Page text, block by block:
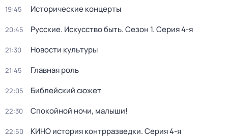
19:45 Исторические концерты
20:45 Русские. Искусство быть. Сезон 1. Серия 4-я
21:30 Новости культуры
21:45 Главная роль
22:05 Библейский сюжет
22:30 Спокойной ночи, малыши!
22:50 КИНО история контрразведки. Серия 4-я